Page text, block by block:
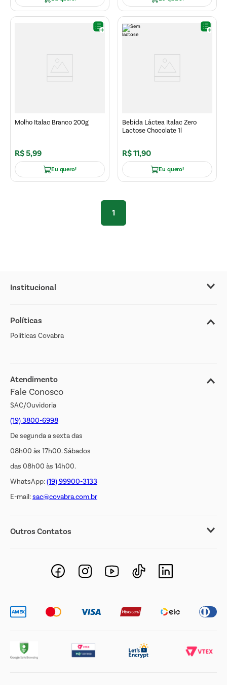
Molho Italac Branco 200g
R$5,99
Eu quero!
Bebida Láctea Italac Zero
Lactose Chocolate 1l
R$11,90
Eu quero!
1
Institucional
Sobre o Covabra
Nossas Lojas
Cliente Bem Estar
Jornal de Ofertas
Transparência Salarial
Políticas
Políticas Covabra
Atendimento
Fale Conosco
SAC/Ouvidoria
(19) 3800-6998
De segunda a sexta das
08h00 às 17h00. Sábados
das 08h00 às 14h00.
WhatsApp:(19) 99900-3133
E-mail:sac@covabra.com.br
Outros Contatos
Negócios Imobiliários
Novos Fornecedores